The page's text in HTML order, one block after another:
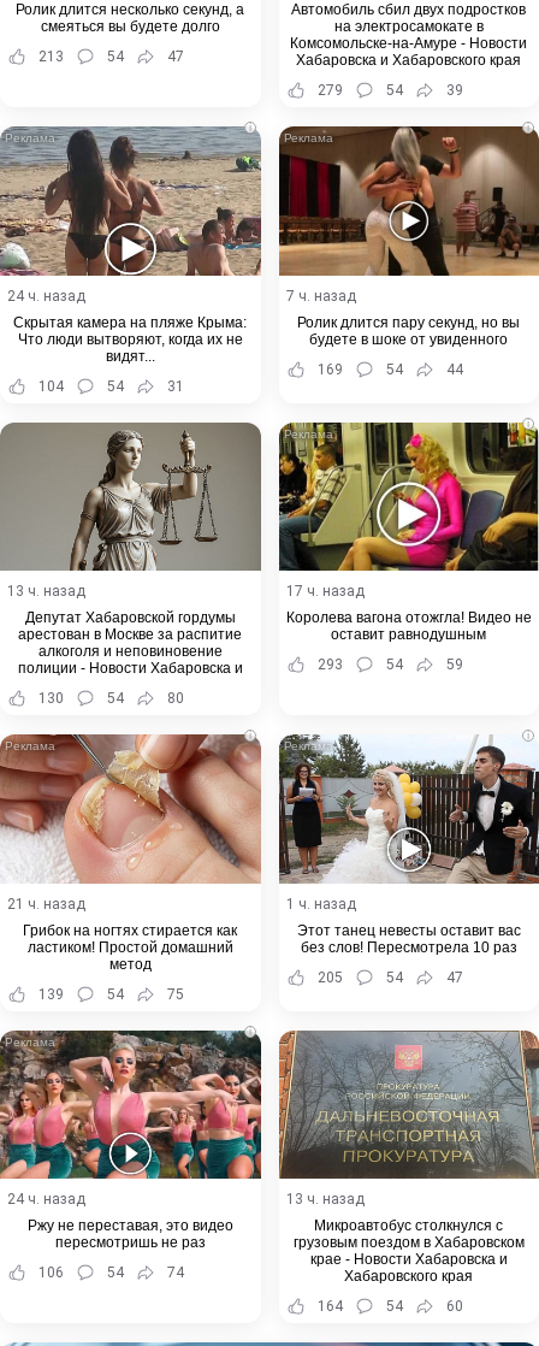
Ролик длится несколько секунд, а
смеяться вы будете долго
213
54 47
Автомобиль сбил двух подростков
на электросамокате в
Комсомольске-на-Амуре - Новости
Хабаровска и Хабаровского края
279
54 39
i
24 ч. назад
Скрытая камера на пляже Крыма:
Что люди вытворяют, когда их не
видят...
104
54 31
i
7 ч. назад
Ролик длится пару секунд, но вы
будете в шоке от увиденного
169
54 44
13 ч. назад
Депутат Хабаровской гордумы
арестован в Москве за распитие
алкоголя и неповиновение
полиции - Новости Хабаровска и
130 54 80
i
17 ч. назад
Королева вагона отожгла! Видео не
оставит равнодушным
293
54 59
i
21 ч. назад
Грибок на ногтях стирается как
ластиком! Простой домашний
метод
139
54 75
i
1 ч. назад
Этот танец невесты оставит вас
без слов! Пересмотрела 10 раз
205
54 47
i
24 ч. назад
Ржу не переставая, это видео
пересмотришь не раз
106
54 74
13 ч. назад
Микроавтобус столкнулся с
грузовым поездом в Хабаровском
крае - Новости Хабаровска и
Хабаровского края
164
54 60